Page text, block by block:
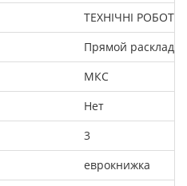
ТЕХНІЧНІ РОБОТИ
Прямой
МКС
Нет
3
еврокнижка